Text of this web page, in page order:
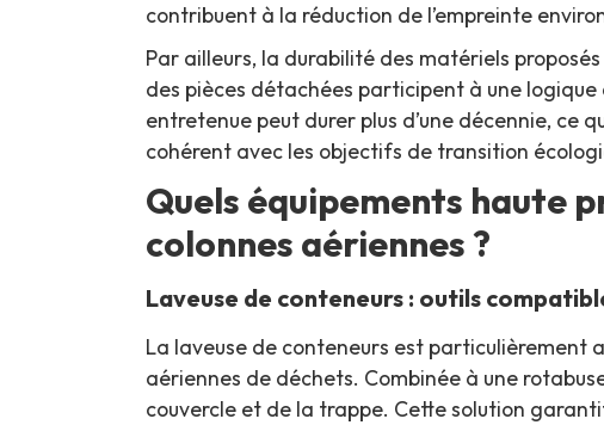
contribuent à la réduction de l’empreinte
Par ailleurs, la durabilité des matériels
des pièces détachées participent à une logique
entretenue peut durer plus d’une décennie, ce
cohérent avec les objectifs de transition
Quels équipements haute
colonnes aériennes ?
Laveuse de conteneurs : outils
La laveuse de conteneurs est
aériennes de déchets. Combinée à une
couvercle et de la trappe. Cette solution